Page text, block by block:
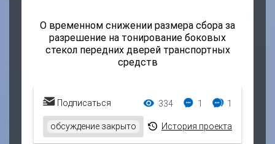
О временном снижении размера сбора за
разрешение на тонирование боковых
стекол передних дверей транспортных
средств
Подписаться Просмотры:
334 Комментарии:
1 Ответы:
1
обсуждение закрыто История проекта